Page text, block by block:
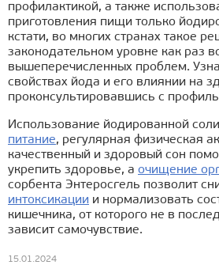
профилактикой, а также
приготовления пищи только
кстати, во многих странах такое
законодательном уровне как раз
вышеперечисленных проблем.
свойствах йода и его влиянии на
проконсультировавшись с
Использование йодированной
питание, регулярная физическая
качественный и здоровый сон
укрепить здоровье, а очищение
сорбента Энтеросгель позволит
интоксикации и нормализовать
кишечника, от которого не в
зависит самочувствие.
15.01.2024